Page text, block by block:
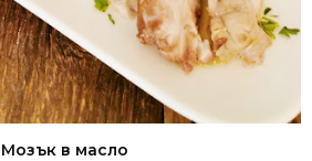
Мозък в масло